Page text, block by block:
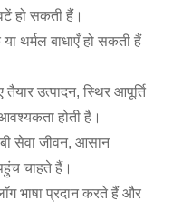
हो सकती हैं।
या थर्मल बाधाएँ हो सकती हैं
उत्पादन, स्थिर आपूर्ति
होती है।
सेवा जीवन, आसान
चाहते हैं।
भाषा प्रदान करते हैं और